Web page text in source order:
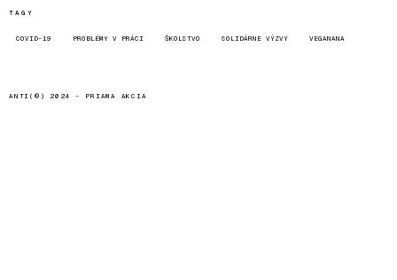
TAGY
COVID-19 PROBLÉMY V PRÁCI ŠKOLSTVO SOLIDÁRNE VÝZVY VEGANANA
ANTI(©) 2024 - PRIAMA AKCIA